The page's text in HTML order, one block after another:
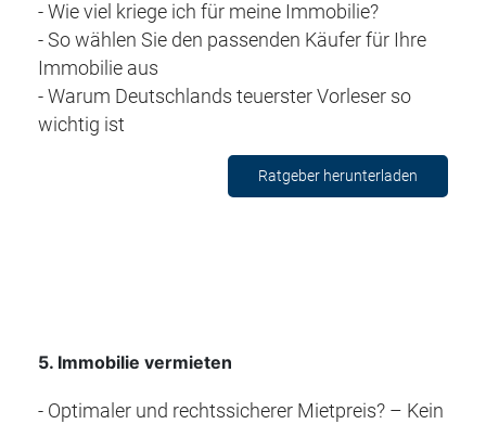
- Wie viel kriege ich für meine Immobilie?
- So wählen Sie den passenden Käufer für Ihre
Immobilie aus
- Warum Deutschlands teuerster Vorleser so
wichtig ist
Ratgeber herunterladen
5. Immobilie vermieten
- Optimaler und rechtssicherer Mietpreis? – Kein